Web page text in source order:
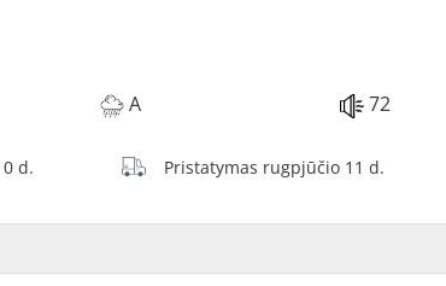
A 72
d. Pristatymas rugpjūčio 11 d.